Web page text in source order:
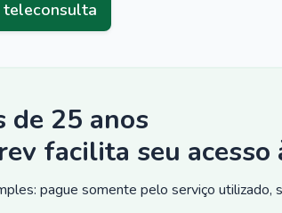
de 25 anos
facilita seu acesso
pague somente pelo serviço utilizado,